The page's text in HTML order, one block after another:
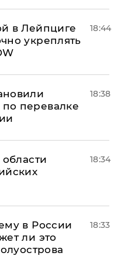
в Лейпциге
укреплять
18:44
перевалке
18:38
18:34
в России
ли это
18:33